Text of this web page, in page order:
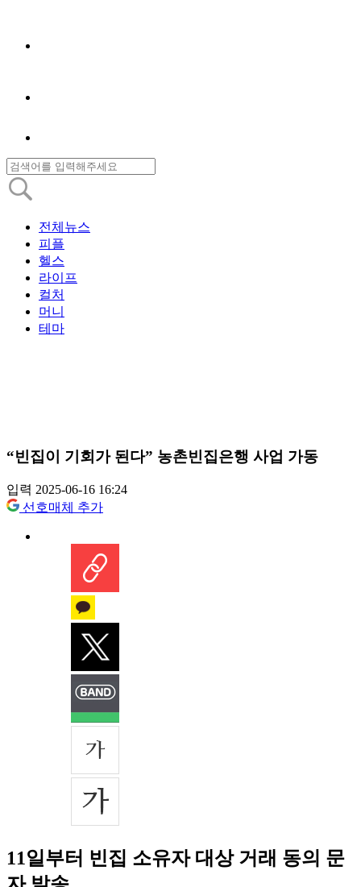
전체뉴스
피플
헬스
라이프
컬처
머니
테마
“빈집이 기회가 된다” 농촌빈집은행 사업 가동
입력 2025-06-16 16:24
선호매체 추가
11일부터 빈집 소유자 대상 거래 동의 문